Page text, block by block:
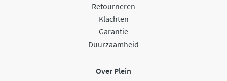
Retourneren
Klachten
Garantie
Duurzaamheid
Over Plein